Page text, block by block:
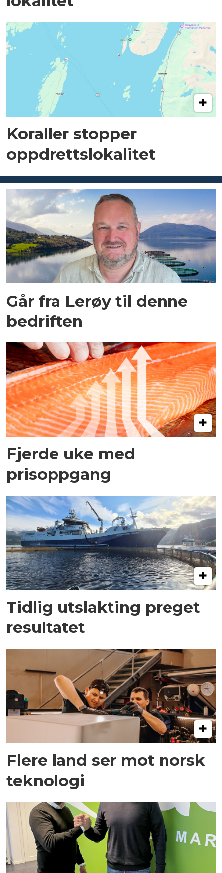
Koraller stopper
oppdrettslokalitet
Går fra Lerøy til denne
bedriften
Fjerde uke med
prisoppgang
Tidlig utslakting preget
resultatet
Flere land ser mot norsk
teknologi